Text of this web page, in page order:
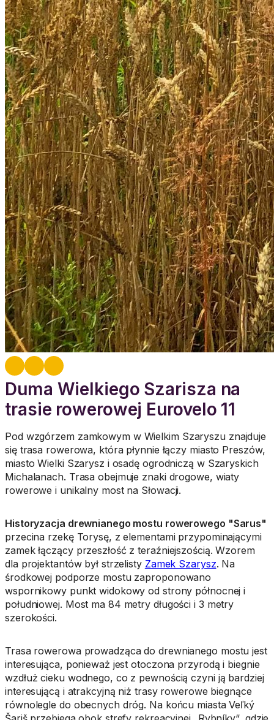
Duma Wielkiego Szarisza na
trasie rowerowej Eurovelo 11
Pod wzgórzem zamkowym w Wielkim Szaryszu znajduje
się trasa rowerowa, która płynnie łączy miasto Preszów,
miasto Wielki Szarysz i osadę ogrodniczą w Szaryskich
Michalanach. Trasa obejmuje znaki drogowe, wiaty
rowerowe i unikalny most na Słowacji.
Historyzacja drewnianego mostu rowerowego "Sarus"
przecina rzekę Torysę, z elementami przypominającymi
zamek łączący przeszłość z teraźniejszością. Wzorem
dla projektantów był strzelisty Zamek Szarysz. Na
środkowej podporze mostu zaproponowano
wspornikowy punkt widokowy od strony północnej i
południowej. Most ma 84 metry długości i 3 metry
szerokości.
Trasa rowerowa prowadząca do drewnianego mostu jest
interesująca, ponieważ jest otoczona przyrodą i biegnie
wzdłuż cieku wodnego, co z pewnością czyni ją bardziej
interesującą i atrakcyjną niż trasy rowerowe biegnące
równolegle do obecnych dróg. Na końcu miasta Veľký